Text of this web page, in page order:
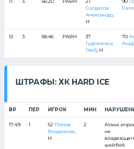
11 3 56:20 РАВН
21
Солдатов
Александр,
Н
90
12 3 58:46 РАВН
37
Гудованец
Глеб, Н
70
ШТРАФЫ: ХК HARD ICE
ВР ПЕР ИГРОК МИН
17:49 1 52 Попов
Владимир,
Н
2
Атака
не
шайбой